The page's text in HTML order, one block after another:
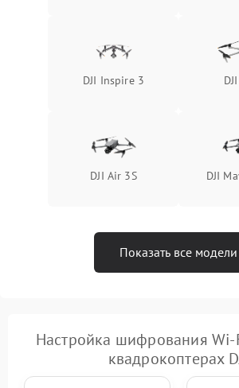
DJI Inspire 3
DJI Air 3S DJI
Показать все модели
Настройка шифрования Wi-
квадрокоптерах